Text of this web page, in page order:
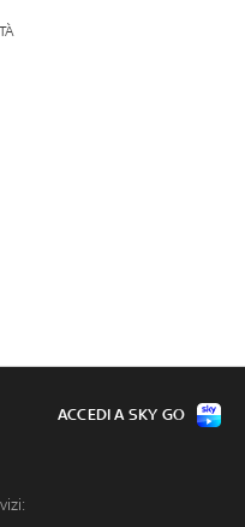
ACCEDI A SKY GO